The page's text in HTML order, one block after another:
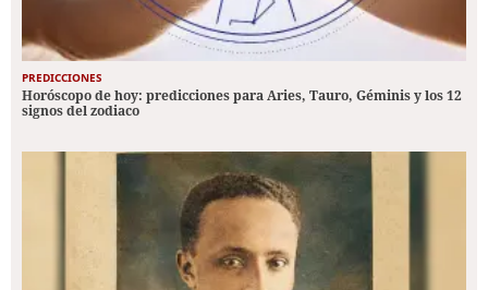
PREDICCIONES
Horóscopo de hoy: predicciones para Aries, Tauro, Géminis y los 12
signos del zodiaco